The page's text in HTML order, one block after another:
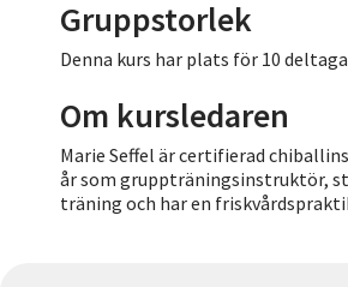
Gruppstorlek
Denna kurs har plats för 10
Om kursledaren
Marie Seffel är certifierad
år som gruppträningsinstruktör,
träning och har en